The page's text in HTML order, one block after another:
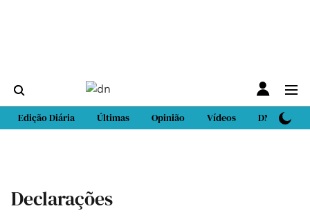
Edição Diária Últimas Opinião Vídeos DN Sport
Declarações